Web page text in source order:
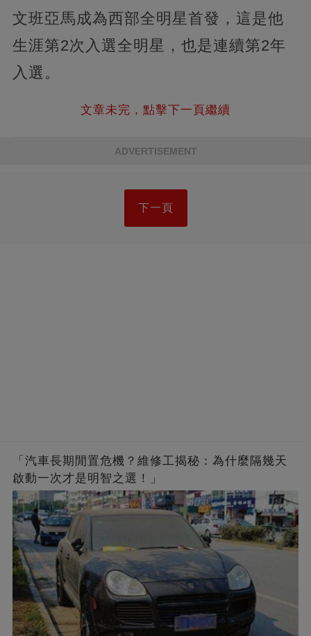
文班亞馬成為西部全明星首發，這是他
生涯第2次入選全明星，也是連續第2年
入選。
文章未完，點擊下一頁繼續
ADVERTISEMENT
下一頁
「汽車長期閒置危機？維修工揭秘：為什麼隔幾天
啟動一次才是明智之選！」